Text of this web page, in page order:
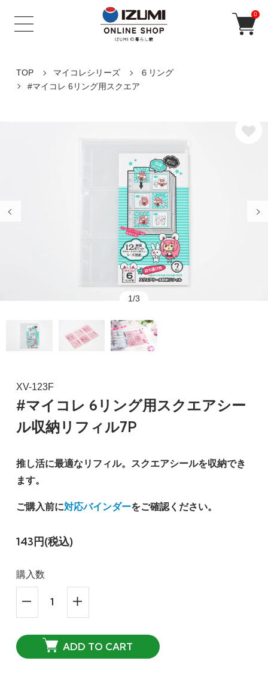
0
TOP マイコレシリーズ
６リング
#マイコレ 6リング用スクエア
1/3
XV-123F
#マイコレ 6リング用スクエアシー
ル収納リフィル7P
推し活に最適なリフィル。スクエアシールを収納でき
ます。
ご購入前に対応バインダーをご確認ください。
143円(税込)
購入数
ADD TO CART